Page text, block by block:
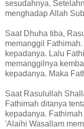
sesudahnya.
menghadap Allah
Saat Dhuha tiba,
memanggil
kepadanya. Lalu
memanggilnya
kepadanya. Maka
Saat Rasulullah
Fathimah ditanya
kepadanya.
'Alaihi Wasallam